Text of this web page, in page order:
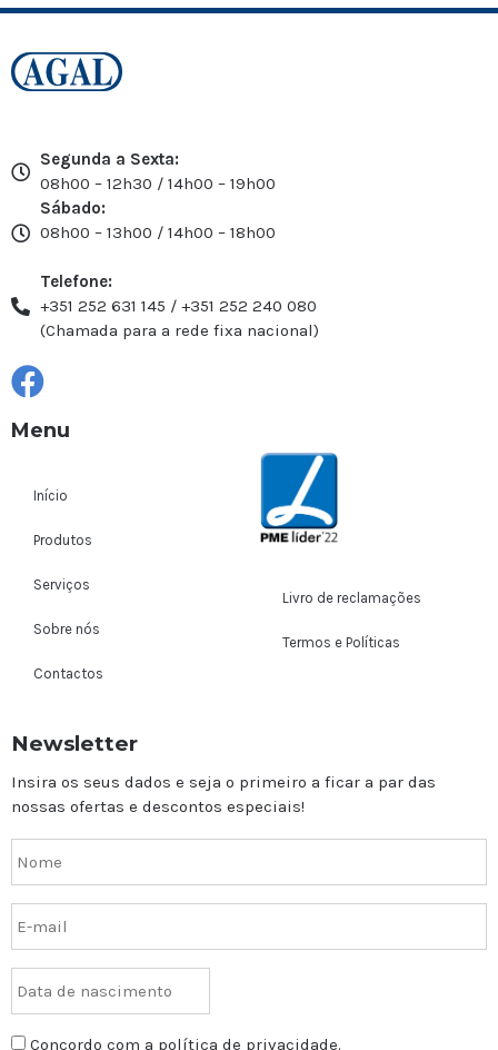
Segunda a Sexta:
08h00 – 12h30 / 14h00 – 19h00
Sábado:
08h00 – 13h00 / 14h00 – 18h00
Telefone:
+351 252 631 145 / +351 252 240 080
(Chamada para a rede fixa nacional)
Menu
Início
Produtos
Serviços
Sobre nós
Contactos
Livro de reclamações
Termos e Políticas
Newsletter
Insira os seus dados e seja o primeiro a ficar a par das
nossas ofertas e descontos especiais!
Concordo com a política de privacidade.